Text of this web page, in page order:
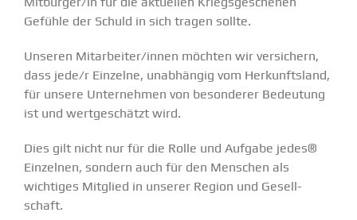
Gefühle der Schuld in sich tragen sollte.
Unseren Mitarbeiter/innen möchten wir versi­chern,
dass jede/r Einzelne, unabhängig vom Herkunftsland,
für unsere Unter­nehmen von beson­derer Bedeutung
ist und wertge­schätzt wird.
Dies gilt nicht nur für die Rolle und Aufgabe jedes®
Einzelnen, sondern auch für den Menschen als
wichtiges Mitglied in unserer Region und Gesell­
schaft.